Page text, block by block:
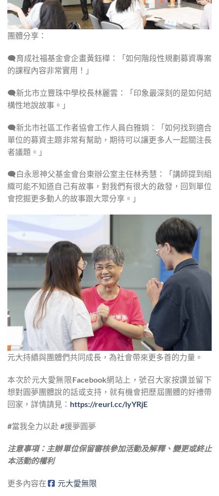
團體分享：
🗨育成社福基金會企畫黃鈺樺：「如何階段性規劃募資專案
的課程內容非常實用！」
🗨新北市立豐珠中學校長林麗雲：「印象最深刻的是如何結
構性地說故事。」
🗨新北市社區工作者協會工作人員白雅娟：「如何找到適合
單位的募資主題非常有幫助，期待可以讓更多人一起關注長
者議題。」
🗨白永恩神父基金會台東辦公室主任林秀慧：「講師提到組
織可能不知道自己有故事，對我們有很大的啟發，回到單位
會挖掘更多動人的故事跟大眾分享。」
元大持續與團體們共同成長，為社會帶來更多善的力量。
本次於元大愛無限Facebook網站上，號召大家按讚並留下
想對圓夢團體說的話或支持，就有機會把歷屆團體的好禮帶
回家，詳情請見： https://reurl.cc/lyYRjE
#當我全力以赴 #援夢圓夢
注意事項：主辦單位保留審核參加活動及解釋、變更或終止
本活動的權利
更多內容在 元大愛無限